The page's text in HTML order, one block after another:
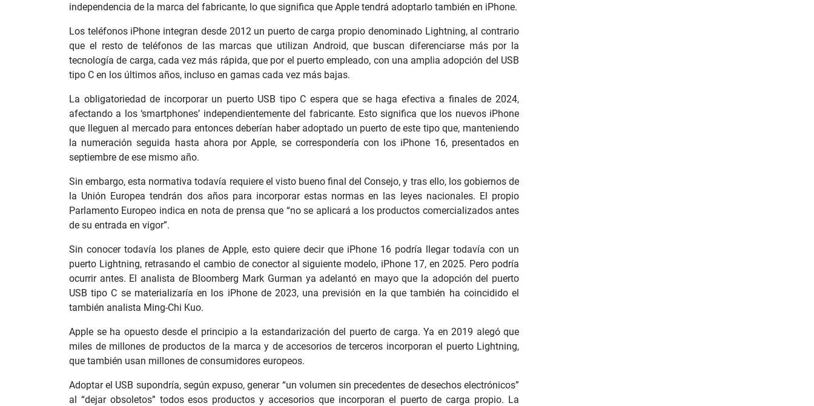
independencia de la marca del fabricante, lo que significa que Apple tendrá adoptarlo también en iPhone.
Los teléfonos iPhone integran desde 2012 un puerto de carga propio denominado Lightning, al contrario
que el resto de teléfonos de las marcas que utilizan Android, que buscan diferenciarse más por la
tecnología de carga, cada vez más rápida, que por el puerto empleado, con una amplia adopción del USB
tipo C en los últimos años, incluso en gamas cada vez más bajas.
La obligatoriedad de incorporar un puerto USB tipo C espera que se haga efectiva a finales de 2024,
afectando a los ‘smartphones’ independientemente del fabricante. Esto significa que los nuevos iPhone
que lleguen al mercado para entonces deberían haber adoptado un puerto de este tipo que, manteniendo
la numeración seguida hasta ahora por Apple, se correspondería con los iPhone 16, presentados en
septiembre de ese mismo año.
Sin embargo, esta normativa todavía requiere el visto bueno final del Consejo, y tras ello, los gobiernos de
la Unión Europea tendrán dos años para incorporar estas normas en las leyes nacionales. El propio
Parlamento Europeo indica en nota de prensa que “no se aplicará a los productos comercializados antes
de su entrada en vigor”.
Sin conocer todavía los planes de Apple, esto quiere decir que iPhone 16 podría llegar todavía con un
puerto Lightning, retrasando el cambio de conector al siguiente modelo, iPhone 17, en 2025. Pero podría
ocurrir antes. El analista de Bloomberg Mark Gurman ya adelantó en mayo que la adopción del puerto
USB tipo C se materializaría en los iPhone de 2023, una previsión en la que también ha coincidido el
también analista Ming-Chi Kuo.
Apple se ha opuesto desde el principio a la estandarización del puerto de carga. Ya en 2019 alegó que
miles de millones de productos de la marca y de accesorios de terceros incorporan el puerto Lightning,
que también usan millones de consumidores europeos.
Adoptar el USB supondría, según expuso, generar “un volumen sin precedentes de desechos electrónicos”
al “dejar obsoletos” todos esos productos y accesorios que incorporan el puerto de carga propio. La